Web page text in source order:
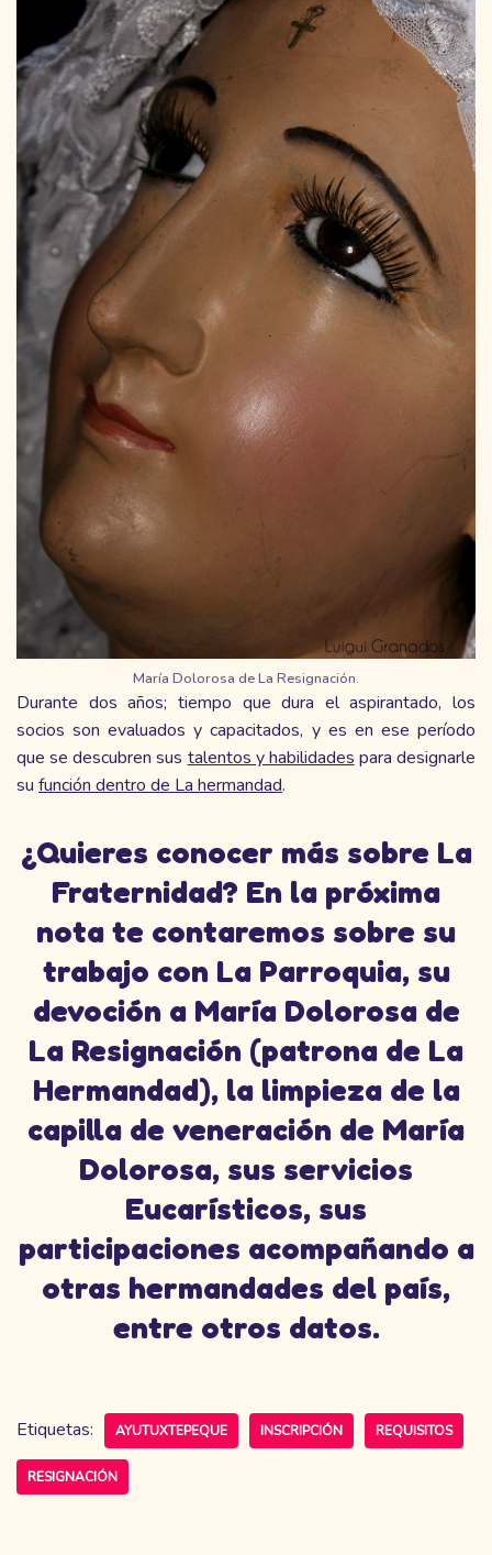
María Dolorosa de La Resignación.
Durante dos años; tiempo que dura el aspirantado, los
socios son evaluados y capacitados, y es en ese período
que se descubren sus talentos y habilidades para designarle
su función dentro de La hermandad.
¿Quieres conocer más sobre La
Fraternidad? En la próxima
nota te contaremos sobre su
trabajo con La Parroquia, su
devoción a María Dolorosa de
La Resignación (patrona de La
Hermandad), la limpieza de la
capilla de veneración de María
Dolorosa, sus servicios
Eucarísticos, sus
participaciones acompañando a
otras hermandades del país,
entre otros datos.
Etiquetas: AYUTUXTEPEQUE INSCRIPCIÓN REQUISITOS
RESIGNACIÓN